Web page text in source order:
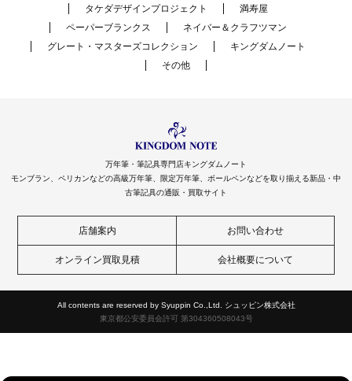
タケダデザインプロジェクト
満寿屋
ペーパーブランクス
ネイバー＆クラフツマン
グレート・マスターズコレクション
キングダムノート
その他
万年筆・筆記具専門店キングダムノート
モンブラン、ペリカンなどの高級万年筆、限定万年筆、ボールペンなどを取り揃える新品・中
古筆記具の通販・買取サイト
店舗案内 お問い合わせ
オンライン買取見積 会社概要について
All contents are reserved by Syuppin Co.,Ltd. シュッピン株式会社
東京都公安委員会許可 第304360508043号